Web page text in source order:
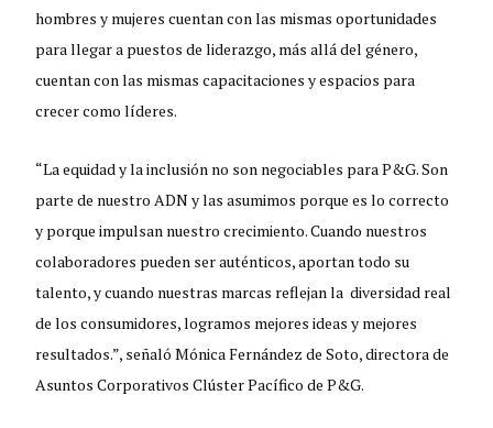
hombres y mujeres cuentan con las mismas oportunidades
para llegar a puestos de liderazgo, más allá del género,
cuentan con las mismas capacitaciones y espacios para
crecer como líderes.
“La equidad y la inclusión no son negociables para P&G. Son
parte de nuestro ADN y las asumimos porque es lo correcto
y porque impulsan nuestro crecimiento. Cuando nuestros
colaboradores pueden ser auténticos, aportan todo su
talento, y cuando nuestras marcas reflejan la diversidad real
de los consumidores, logramos mejores ideas y mejores
resultados.”, señaló Mónica Fernández de Soto, directora de
Asuntos Corporativos Clúster Pacífico de P&G.